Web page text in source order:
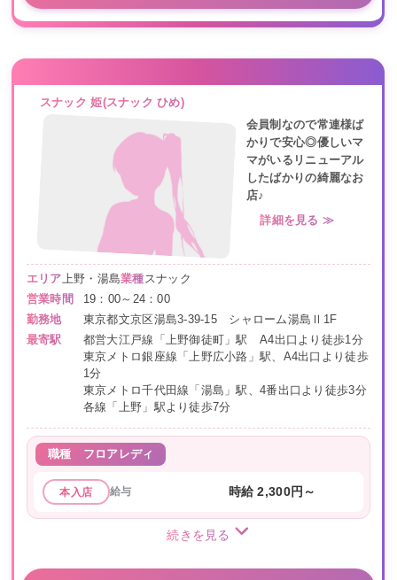
スナック 姫(スナック ひめ)
会員制なので常連様ば
かりで安心◎優しいマ
マがいるリニューアル
したばかりの綺麗なお
店♪
詳細を見る ≫
エリア上野・湯島業種スナック
営業時間
19：00～24：00
勤務地
東京都文京区湯島3-39-15 シャローム湯島Ⅱ1F
最寄駅
都営大江戸線「上野御徒町」駅 A4出口より徒歩1分
東京メトロ銀座線「上野広小路」駅、A4出口より徒歩
1分
東京メトロ千代田線「湯島」駅、4番出口より徒歩3分
各線「上野」駅より徒歩7分
職種 フロアレディ
本入店 給与 時給 2,300円～
続きを見る